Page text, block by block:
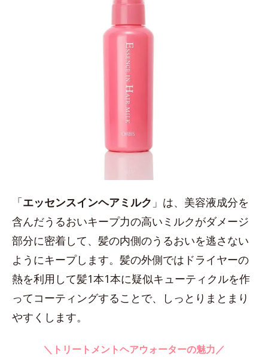
「エッセンスインヘアミルク 」は、美容液成分を
含んだうるおいキープ力の高いミルクがダメージ
部分に密着して、髪の内側のうるおいを逃さない
ようにキープします。髪の外側ではドライヤーの
熱を利用して髪1本1本に疑似キューティクルを作
ってコーティングすることで、しっとりまとまり
やすくします。
＼トリートメントヘアウォーターの魅力／